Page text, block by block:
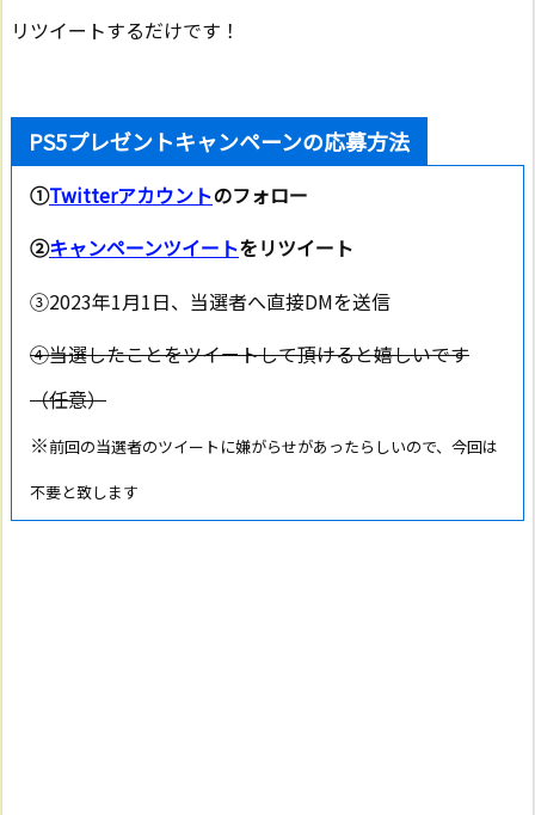
リツイートするだけです！
PS5プレゼントキャンペーンの応募方法
①Twitterアカウントのフォロー
②キャンペーンツイートをリツイート
③2023年1月1日、当選者へ直接DMを送信
④当選したことをツイートして頂けると嬉しいです
（任意）
※前回の当選者のツイートに嫌がらせがあったらしいので、今回は
不要と致します